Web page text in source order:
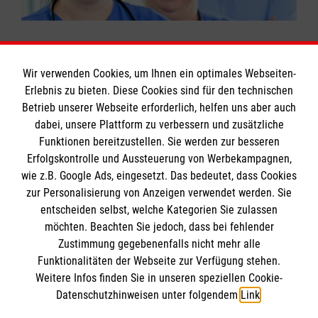
Bildungseinrichtungen
praxiserfahrene Dozenten um Rat gefragt
werden.
Pflege-Kurs buchen
Krankenpflege nach § 132a Absatz 2 SGB
Landesvertrag NRW Häusliche Pflege, § 17
"Berechtigung zur Abgabe der Leistungen"
- Einsatz von sonstigen geeigneten
Personen (=Pflegehilfskräfte)
Kursdauer:
Je nach Vorgabe des Bundeslandes, bitte
wenden Sie sich an die Malteser Dienststelle
vor Ort.
Pflege-Kurs buchen
in der stationären Pflege wird überwiegend als
verbesserungsbedürftig angesehen.
Mitunserer jahrzehntelangen Erfahrung in der
Qualifizierung von Pflegehilfskräftenbieten
wir Ihnen hier die auf diese Anforderungen
zugeschnittenen Ausbildungen.
Pflege-Kurs buchen
Informationen
Impressum
Datenschutz
Kontakt
Barrierefreiheit
Die Malteser
Malteser in Deutschland
Malteserorden
Sharepoint
Spendenkonto
Wir verwenden Cookies, um Ihnen ein optimales Webseiten-
Erlebnis zu bieten. Diese Cookies sind für den technischen
Betrieb unserer Webseite erforderlich, helfen uns aber auch
dabei, unsere Plattform zu verbessern und zusätzliche
Funktionen bereitzustellen. Sie werden zur besseren
Erfolgskontrolle und Aussteuerung von Werbekampagnen,
wie z.B. Google Ads, eingesetzt. Das bedeutet, dass Cookies
zur Personalisierung von Anzeigen verwendet werden. Sie
entscheiden selbst, welche Kategorien Sie zulassen
möchten. Beachten Sie jedoch, dass bei fehlender
Zustimmung gegebenenfalls nicht mehr alle
Funktionalitäten der Webseite zur Verfügung stehen.
Weitere Infos finden Sie in unseren speziellen Cookie-
Datenschutzhinweisen unter folgendem Link.